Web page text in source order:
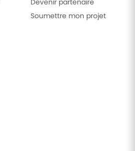
Soumettre mon projet